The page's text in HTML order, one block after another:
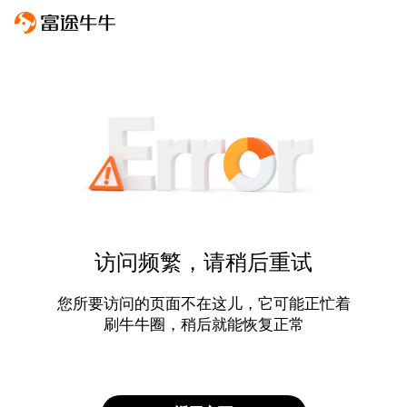
访问频繁，请稍后重试
您所要访问的页面不在这儿，它可能正忙着
刷牛牛圈，稍后就能恢复正常